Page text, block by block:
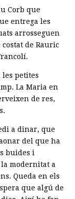
Corb que
entrega les
arrosseguen
de Rauric
les petites
La Maria en
de res,
a dinar, que
del que ha
buides i
modernitat a
Queda en els
que algú de